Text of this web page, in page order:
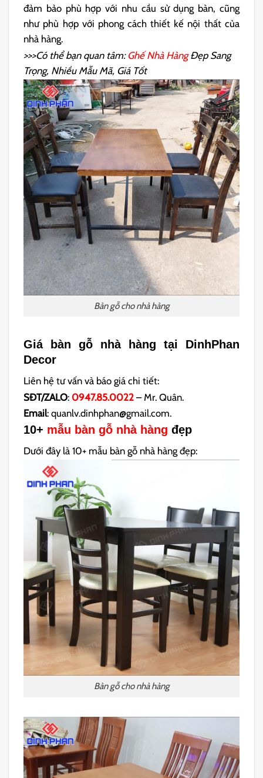
đảm bảo phù hợp với nhu cầu sử dụng bàn, cũng
như phù hợp với phong cách thiết kế nội thất của
nhà hàng.
>>>Có thể bạn quan tâm: Ghế Nhà Hàng Đẹp Sang
Trọng, Nhiều Mẫu Mã, Giá Tốt
Bàn gỗ cho nhà hàng
Giá bàn gỗ nhà hàng tại DinhPhan
Decor
Liên hệ tư vấn và báo giá chi tiết:
SĐT/ZALO: 0947.85.0022 – Mr. Quân.
Email: quanlv.dinhphan@gmail.com.
10+ mẫu bàn gỗ nhà hàng đẹp
Dưới đây là 10+ mẫu bàn gỗ nhà hàng đẹp:
Bàn gỗ cho nhà hàng